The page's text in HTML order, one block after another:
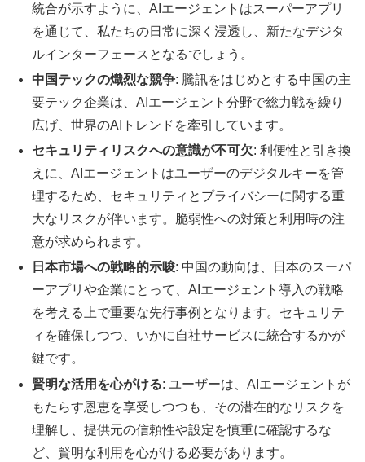
統合が示すように、AIエージェントはスーパーアプリ
を通じて、私たちの日常に深く浸透し、新たなデジタ
ルインターフェースとなるでしょう。
中国テックの熾烈な競争: 騰訊をはじめとする中国の主
要テック企業は、AIエージェント分野で総力戦を繰り
広げ、世界のAIトレンドを牽引しています。
セキュリティリスクへの意識が不可欠: 利便性と引き換
えに、AIエージェントはユーザーのデジタルキーを管
理するため、セキュリティとプライバシーに関する重
大なリスクが伴います。脆弱性への対策と利用時の注
意が求められます。
日本市場への戦略的示唆: 中国の動向は、日本のスーパ
ーアプリや企業にとって、AIエージェント導入の戦略
を考える上で重要な先行事例となります。セキュリテ
ィを確保しつつ、いかに自社サービスに統合するかが
鍵です。
賢明な活用を心がける: ユーザーは、AIエージェントが
もたらす恩恵を享受しつつも、その潜在的なリスクを
理解し、提供元の信頼性や設定を慎重に確認するな
ど、賢明な利用を心がける必要があります。